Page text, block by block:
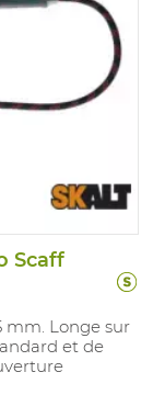
Scaff
mm. Longe sur
et de